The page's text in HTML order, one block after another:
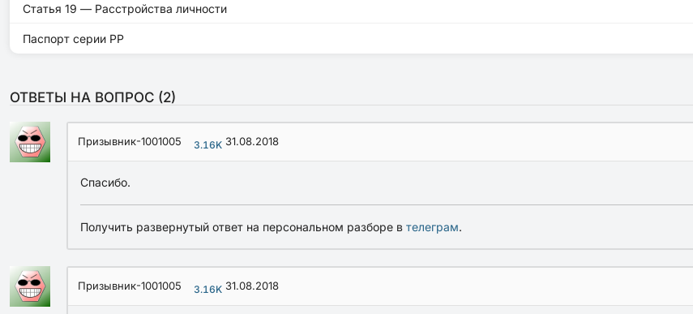
Статья 19 — Расстройства личности
Паспорт серии PP
ОТВЕТЫ НА ВОПРОС (2)
Призывник-1001005 3.16K 31.08.2018
Спасибо.
Получить развернутый ответ на персональном разборе в телеграм.
Призывник-1001005 3.16K 31.08.2018